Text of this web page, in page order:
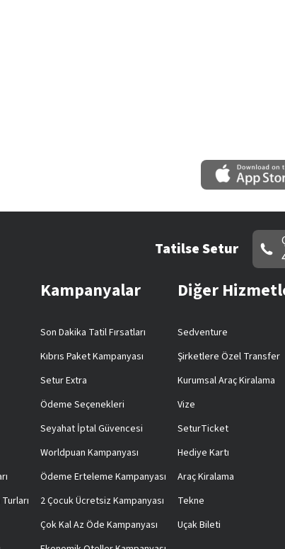
Tatilse Setur
Kampanyalar
Son Dakika Tatil Fırsatları
Kıbrıs Paket Kampanyası
Setur Extra
Ödeme Seçenekleri
Seyahat İptal Güvencesi
Worldpuan Kampanyası
Ödeme Erteleme Kampanyası
2 Çocuk Ücretsiz Kampanyası
Çok Kal Az Öde Kampanyası
Diğer
Sedventure
Şirketlere Özel Transfer
Kurumsal Araç Kiralama
Vize
SeturTicket
Hediye Kartı
Araç Kiralama
Tekne
Uçak Bileti